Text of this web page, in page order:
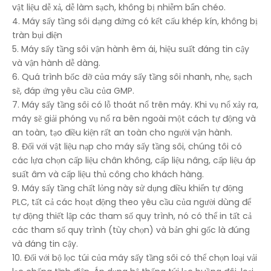
vật liệu dễ xả, dễ làm sạch, không bị nhiễm bẩn chéo.
4. Máy sấy tầng sôi dạng đứng có kết cấu khép kín, không bị
tràn bụi điện
5. Máy sấy tầng sôi vận hành êm ái, hiệu suất đáng tin cậy
và vận hành dễ dàng.
6. Quá trình bốc dỡ của máy sấy tầng sôi nhanh, nhẹ, sạch
sẽ, đáp ứng yêu cầu của GMP.
7. Máy sấy tầng sôi có lỗ thoát nổ trên máy. Khi vụ nổ xảy ra,
máy sẽ giải phóng vụ nổ ra bên ngoài một cách tự động và
an toàn, tạo điều kiện rất an toàn cho người vận hành.
8. Đối với vật liệu nạp cho máy sấy tầng sôi, chúng tôi có
các lựa chọn cấp liệu chân không, cấp liệu nâng, cấp liệu áp
suất âm và cấp liệu thủ công cho khách hàng.
9. Máy sấy tầng chất lỏng này sử dụng điều khiển tự động
PLC, tất cả các hoạt động theo yêu cầu của người dùng để
tự động thiết lập các tham số quy trình, nó có thể in tất cả
các tham số quy trình (tùy chọn) và bản ghi gốc là đúng
và đáng tin cậy.
10. Đối với bộ lọc túi của máy sấy tầng sôi có thể chọn loại vải